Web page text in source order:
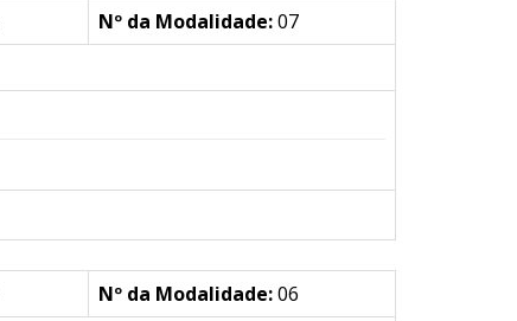
Nº da Modalidade:07
Nº da Modalidade:06